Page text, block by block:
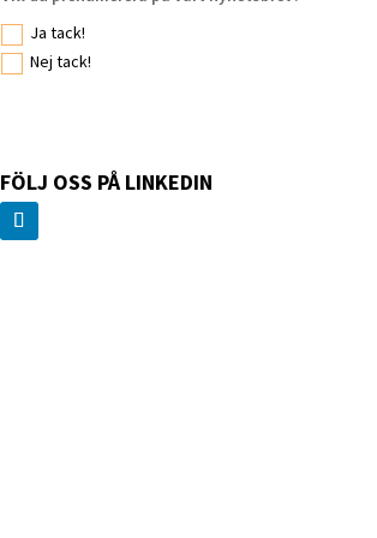
Ja tack!
Nej tack!
FÖLJ OSS PÅ LINKEDIN